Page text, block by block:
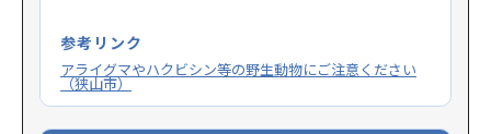
参考リンク
アライグマやハクビシン等の野生動物にご注意ください
（狭山市）